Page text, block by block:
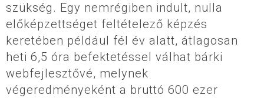
szükség. Egy nemrégiben indult, nulla
előképzettséget feltételező képzés
keretében például fél év alatt, átlagosan
heti 6,5 óra befektetéssel válhat bárki
webfejlesztővé, melynek
végeredményeként a bruttó 600 ezer